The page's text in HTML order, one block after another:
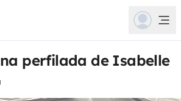
perfilada de Isabelle